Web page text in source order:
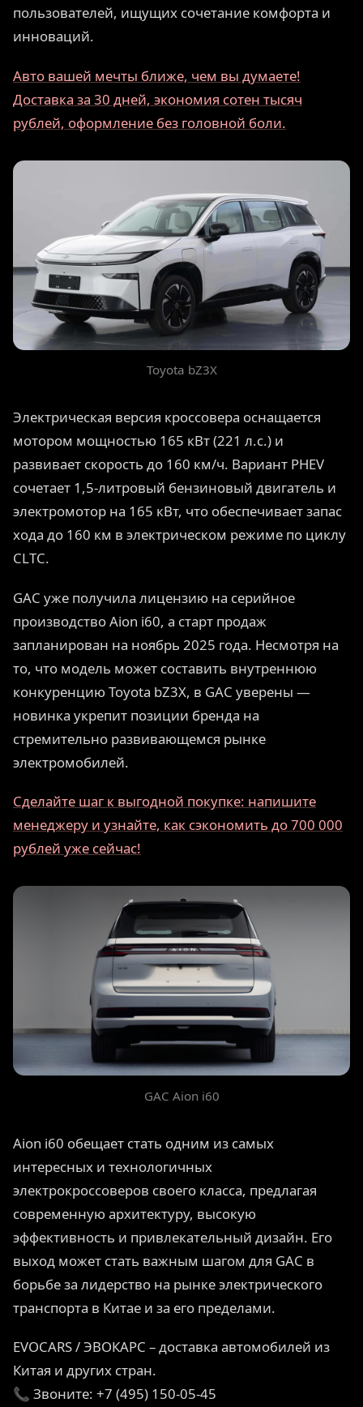
пользователей, ищущих сочетание комфорта и
инноваций.
Авто вашей мечты ближе, чем вы думаете!
Доставка за 30 дней, экономия сотен тысяч
рублей, оформление без головной боли.
Toyota bZ3X
Электрическая версия кроссовера оснащается
мотором мощностью 165 кВт (221 л.с.) и
развивает скорость до 160 км/ч. Вариант PHEV
сочетает 1,5-литровый бензиновый двигатель и
электромотор на 165 кВт, что обеспечивает запас
хода до 160 км в электрическом режиме по циклу
CLTC.
GAC уже получила лицензию на серийное
производство Aion i60, а старт продаж
запланирован на ноябрь 2025 года. Несмотря на
то, что модель может составить внутреннюю
конкуренцию Toyota bZ3X, в GAC уверены —
новинка укрепит позиции бренда на
стремительно развивающемся рынке
электромобилей.
Сделайте шаг к выгодной покупке: напишите
менеджеру и узнайте, как сэкономить до 700 000
рублей уже сейчас!
GAC Aion i60
Aion i60 обещает стать одним из самых
интересных и технологичных
электрокроссоверов своего класса, предлагая
современную архитектуру, высокую
эффективность и привлекательный дизайн. Его
выход может стать важным шагом для GAC в
борьбе за лидерство на рынке электрического
транспорта в Китае и за его пределами.
EVOCARS / ЭВОКАРС – доставка автомобилей из
Китая и других стран.
📞 Звоните: +7 (495) 150-05-45